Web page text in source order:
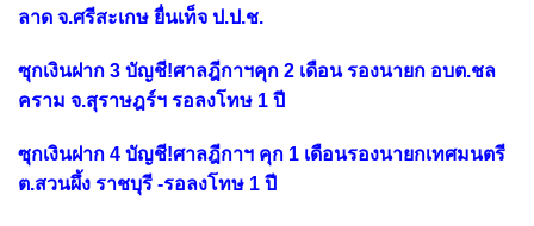
ลาด จ.ศรีสะเกษ ยื่นเท็จ ป.ป.ช.
ซุกเงินฝาก 3 บัญชี!ศาลฎีกาฯคุก 2 เดือน รองนายก อบต.ชล
คราม จ.สุราษฎร์ฯ รอลงโทษ 1 ปี
ซุกเงินฝาก 4 บัญชี!ศาลฎีกาฯ คุก 1 เดือนรองนายกเทศมนตรี
ต.สวนผึ้ง ราชบุรี -รอลงโทษ 1 ปี